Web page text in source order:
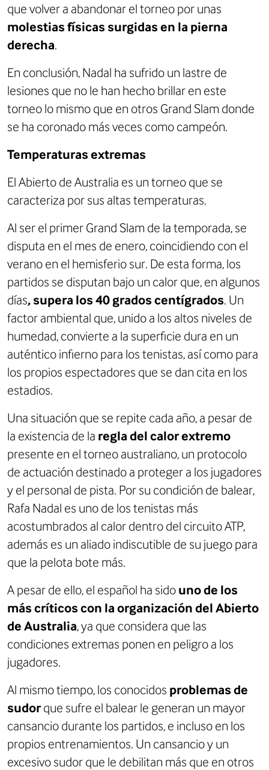
que volver a abandonar el torneo por unas
molestias físicas surgidas en la pierna
derecha.
En conclusión, Nadal ha sufrido un lastre de
lesiones que no le han hecho brillar en este
torneo lo mismo que en otros Grand Slam donde
se ha coronado más veces como campeón.
Temperaturas extremas
El Abierto de Australia es un torneo que se
caracteriza por sus altas temperaturas.
Al ser el primer Grand Slam de la temporada, se
disputa en el mes de enero, coincidiendo con el
verano en el hemisferio sur. De esta forma, los
partidos se disputan bajo un calor que, en algunos
días, supera los 40 grados centígrados. Un
factor ambiental que, unido a los altos niveles de
humedad, convierte a la superficie dura en un
auténtico infierno para los tenistas, así como para
los propios espectadores que se dan cita en los
estadios.
Una situación que se repite cada año, a pesar de
la existencia de la regla del calor extremo
presente en el torneo australiano, un protocolo
de actuación destinado a proteger a los jugadores
y el personal de pista. Por su condición de balear,
Rafa Nadal es uno de los tenistas más
acostumbrados al calor dentro del circuito ATP,
además es un aliado indiscutible de su juego para
que la pelota bote más.
A pesar de ello, el español ha sidouno de los
más críticos con la organización del Abierto
de Australia, ya que considera que las
condiciones extremas ponen en peligro a los
jugadores.
Al mismo tiempo, los conocidos problemas de
sudorque sufre el balear le generan un mayor
cansancio durante los partidos, e incluso en los
propios entrenamientos. Un cansancio y un
excesivo sudor que le debilitan más que en otros